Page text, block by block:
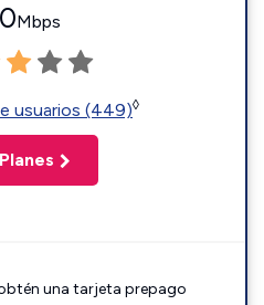
Mbps
usuarios (449)◊
una tarjeta prepago